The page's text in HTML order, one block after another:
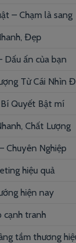
– Chạm là sang
Đẹp
Dấu ấn của bạn
Từ Cái Nhìn
Quyết Bật mí
Chất Lượng
Chuyên Nghiệp
hiệu quả
hiện nay
cạnh tranh
tầm thương